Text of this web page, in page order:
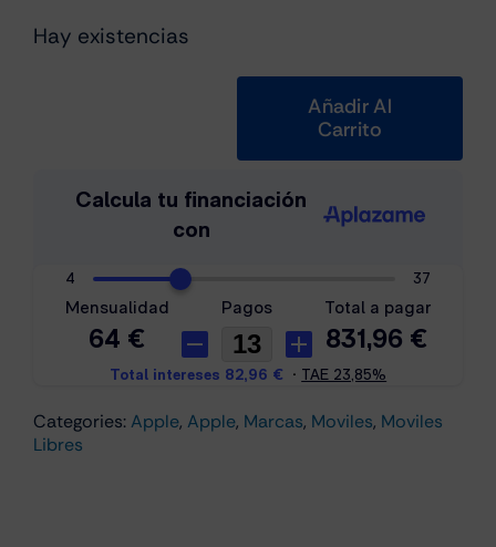
Hay existencias
256GB
Blanco
cantidad
Añadir Al
Carrito
Categories:Apple, Apple, Marcas, Moviles, Moviles
Libres